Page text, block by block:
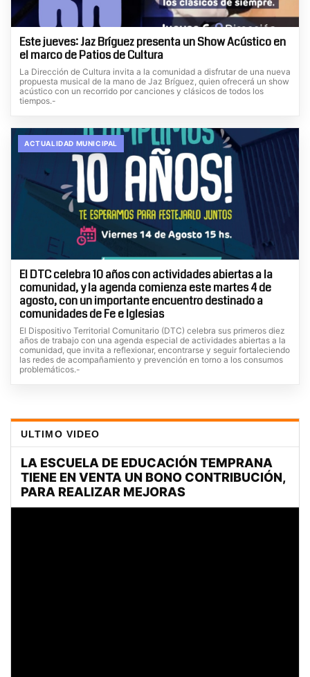
Este jueves: Jaz Bríguez presenta un Show Acústico en
el marco de Patios de Cultura
La Dirección de Cultura invita a la comunidad a disfrutar de una nueva
propuesta musical de la mano de Jaz Bríguez, quien ofrecerá un show
acústico con un recorrido por canciones y clásicos de todos los
tiempos.-
ACTUALIDAD MUNICIPAL
El DTC celebra 10 años con actividades abiertas a la
comunidad, y la agenda comienza este martes 4 de
agosto, con un importante encuentro destinado a
comunidades de Fe e Iglesias
El Dispositivo Territorial Comunitario (DTC) celebra sus primeros diez
años de trabajo con una agenda especial de actividades abiertas a la
comunidad, que invita a reflexionar, encontrarse y seguir fortaleciendo
las redes de acompañamiento y prevención en torno a los consumos
problemáticos.-
ULTIMO VIDEO